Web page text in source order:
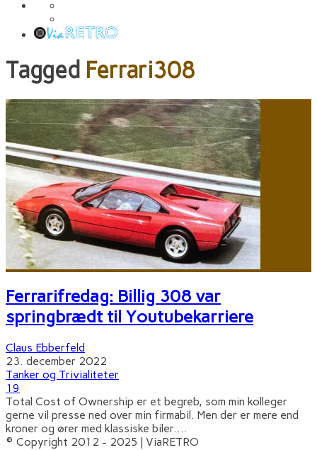
Tagged Ferrari308
Ferrarifredag: Billig 308 var
springbrædt til Youtubekarriere
Claus Ebberfeld
23. december 2022
Tanker og Trivialiteter
19
Total Cost of Ownership er et begreb, som min kolleger
gerne vil presse ned over min firmabil. Men der er mere end
kroner og ører med klassiske biler....
© Copyright 2012 - 2025 | ViaRETRO